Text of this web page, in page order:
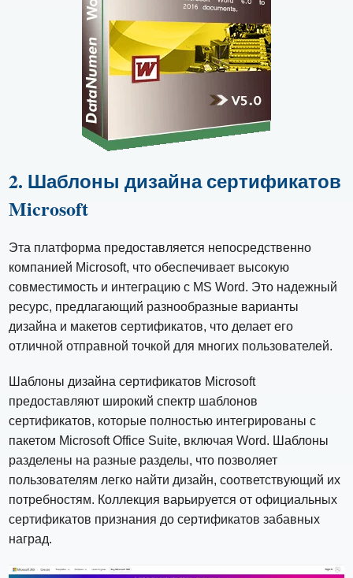
2. Шаблоны дизайна сертификатов
Microsoft
Эта платформа предоставляется непосредственно
компанией Microsoft, что обеспечивает высокую
совместимость и интеграцию с MS Word. Это надежный
ресурс, предлагающий разнообразные варианты
дизайна и макетов сертификатов, что делает его
отличной отправной точкой для многих пользователей.
Шаблоны дизайна сертификатов Microsoft
предоставляют широкий спектр шаблонов
сертификатов, которые полностью интегрированы с
пакетом Microsoft Office Suite, включая Word. Шаблоны
разделены на разные разделы, что позволяет
пользователям легко найти дизайн, соответствующий их
потребностям. Коллекция варьируется от официальных
сертификатов признания до сертификатов забавных
наград.